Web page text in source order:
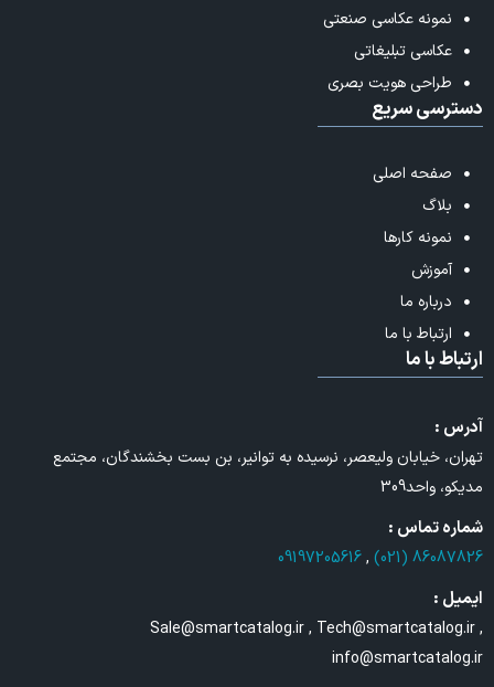
نمونه عکاسی صنعتی
عکاسی تبلیغاتی
طراحی هویت بصری
دسترسی سریع
صفحه اصلی
بلاگ
نمونه کارها
آموزش
درباره ما
ارتباط با ما
ارتباط با ما
آدرس :
تهران، خیابان ولیعصر، نرسیده به توانیر، بن بست بخشندگان، مجتمع
مدیکو، واحد309
شماره تماس :
86087826 (021)
,
09197205616
ایمیل :
Sale@smartcatalog.ir , Tech@smartcatalog.ir ,
info@smartcatalog.ir